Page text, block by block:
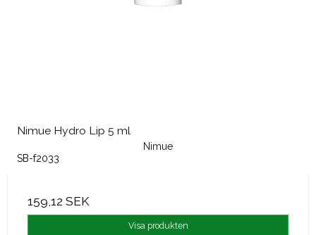
Nimue Hydro Lip 5 ml
Nimue
SB-f2033
159,12 SEK
Visa produkten